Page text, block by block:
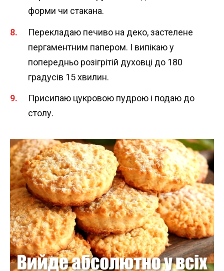
форми чи стакана.
Перекладаю печиво на деко, застелене
пергаментним папером. І випікаю у
попередньо розігрітій духовці до 180
градусів 15 хвилин.
Присипаю цукровою пудрою і подаю до
столу.